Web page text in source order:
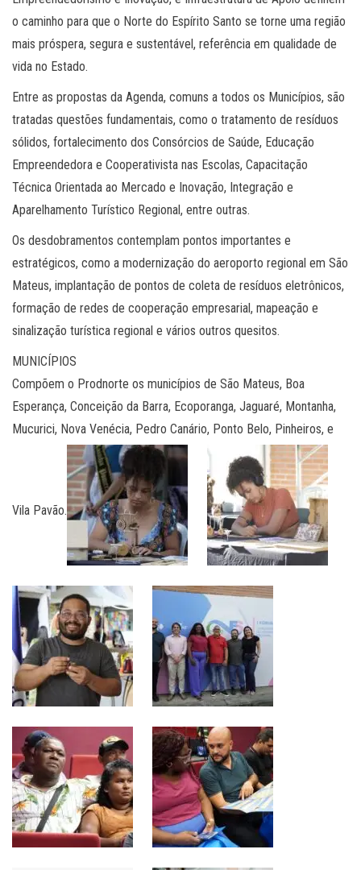
o caminho para que o Norte do Espírito Santo se torne uma região
mais próspera, segura e sustentável, referência em qualidade de
vida no Estado.
Entre as propostas da Agenda, comuns a todos os Municípios, são
tratadas questões fundamentais, como o tratamento de resíduos
sólidos, fortalecimento dos Consórcios de Saúde, Educação
Empreendedora e Cooperativista nas Escolas, Capacitação
Técnica Orientada ao Mercado e Inovação, Integração e
Aparelhamento Turístico Regional, entre outras.
Os desdobramentos contemplam pontos importantes e
estratégicos, como a modernização do aeroporto regional em São
Mateus, implantação de pontos de coleta de resíduos eletrônicos,
formação de redes de cooperação empresarial, mapeação e
sinalização turística regional e vários outros quesitos.
MUNICÍPIOS
Compõem o Prodnorte os municípios de São Mateus, Boa
Esperança, Conceição da Barra, Ecoporanga, Jaguaré, Montanha,
Mucurici, Nova Venécia, Pedro Canário, Ponto Belo, Pinheiros, e
Vila Pavão.